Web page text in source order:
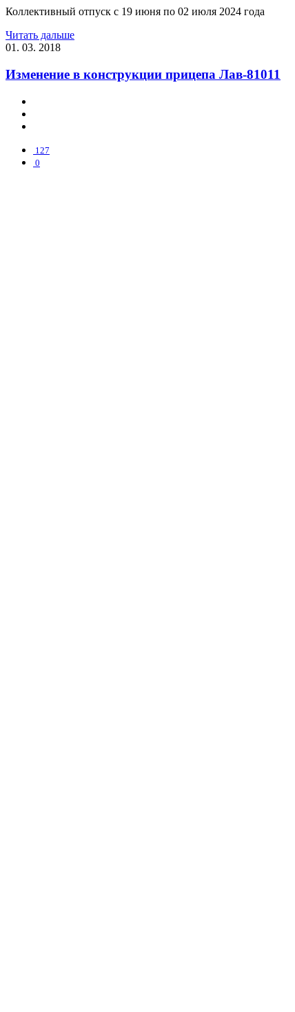
Коллективный отпуск с 19 июня по 02 июля 2024 года
Читать дальше
01. 03. 2018
Изменение в конструкции прицепа Лав-81011
127
0